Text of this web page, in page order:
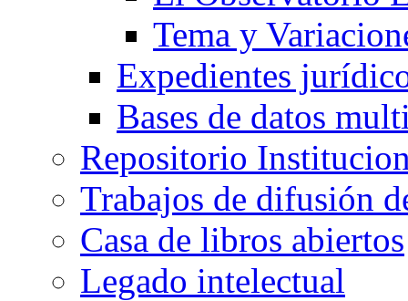
Tema y
Expedientes
Bases de datos
Repositorio
Trabajos de difusión
Casa de libros abiertos
Legado intelectual